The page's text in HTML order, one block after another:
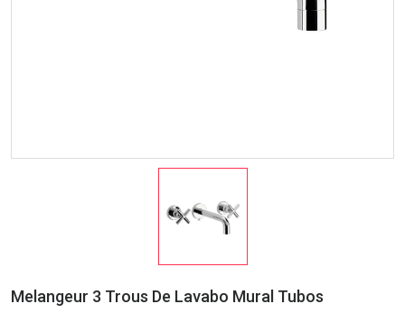
Melangeur 3 Trous De Lavabo Mural Tubos